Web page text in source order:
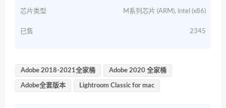
芯片类型 M系列芯片 (ARM), intel (x86)
已售 2345
Adobe 2018-2021全家桶 Adobe 2020 全家桶
Adobe全套版本 Lightroom Classic for mac